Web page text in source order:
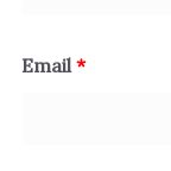
Email*